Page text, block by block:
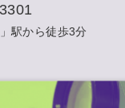
駅から徒歩3分